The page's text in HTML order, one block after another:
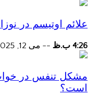
علائم اوتیسم در
4:26 ب.ظ -- می 12, 2025
مشکل تنفس در
است؟